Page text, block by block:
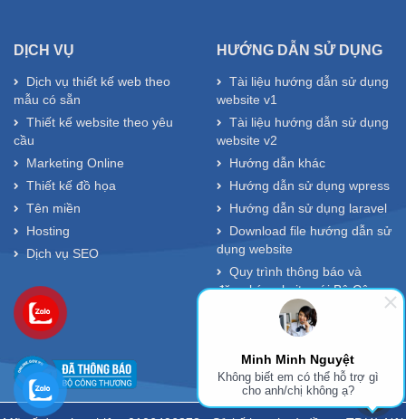
DỊCH VỤ
Dịch vụ thiết kế web theo
mẫu có sẵn
Thiết kế website theo yêu
cầu
Marketing Online
Thiết kế đồ họa
Tên miền
Hosting
Dịch vụ SEO
HƯỚNG DẪN SỬ DỤNG
Tài liệu hướng dẫn sử dụng
website v1
Tài liệu hướng dẫn sử dụng
website v2
Hướng dẫn khác
Hướng dẫn sử dụng wpress
Hướng dẫn sử dụng laravel
Download file hướng dẫn sử
dụng website
Quy trình thông báo và
đăng ký website với Bộ Công
Minh Minh Nguyệt
Không biết em có thể hỗ trợ gì
cho anh/chị không ạ?